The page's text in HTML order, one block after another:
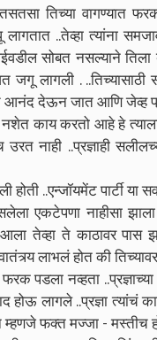
तिच्या वागण्यात
..तेव्हा त्यांना
सोबत नसल्याने
जगू लागली .
आनंद देऊन जात आणि जेव्ह
काय करतो आहे हे
उरत नाही ..प्रज्ञाही
..एन्जॉयमेंट पार्टी
नाहीसा झाला
आला तेव्हा ते काठावर
लाभलं होत की
पडला नव्हता
होऊ लागले ..प्रज्ञा
म्हणजे फक्त मज्जा - मस्तीच